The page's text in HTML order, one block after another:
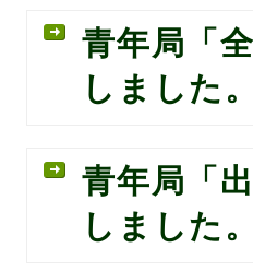
青年局「
しました
青年局「
しました